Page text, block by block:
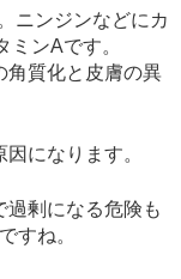
ニンジンなどにカ
ンAです。
角質化と皮膚の異
になります。
過剰になる危険も
すね。